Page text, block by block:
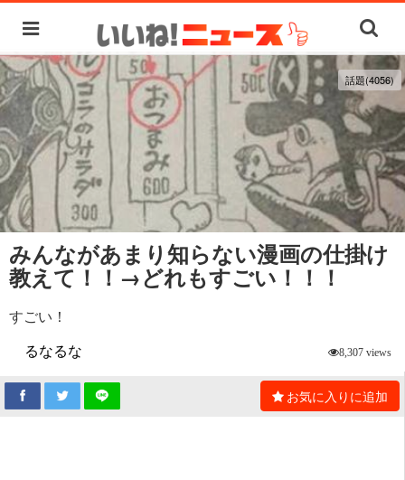
話題(4056)
みんながあまり知らない漫画の仕掛け
教えて！！→どれもすごい！！！
すごい！
るなるな
8,307 views
お気に入りに追加